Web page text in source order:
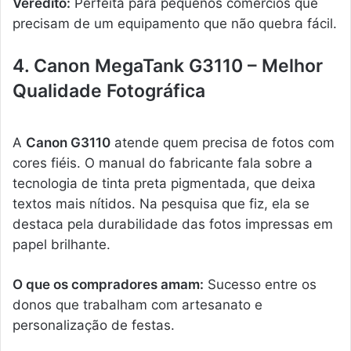
precisam de um equipamento que não quebra fácil.
4. Canon MegaTank G3110 – Melhor
Qualidade Fotográfica
A Canon G3110 atende quem precisa de fotos com
cores fiéis. O manual do fabricante fala sobre a
tecnologia de tinta preta pigmentada, que deixa
textos mais nítidos. Na pesquisa que fiz, ela se
destaca pela durabilidade das fotos impressas em
papel brilhante.
O que os compradores amam: Sucesso entre os
donos que trabalham com artesanato e
personalização de festas.